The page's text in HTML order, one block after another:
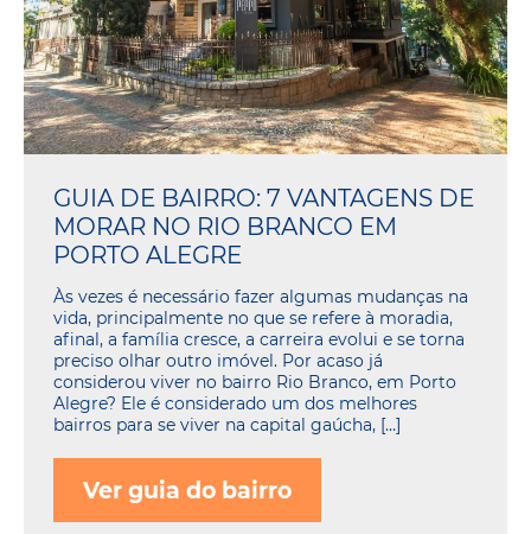
GUIA DE BAIRRO: 7 VANTAGENS DE
MORAR NO RIO BRANCO EM
PORTO ALEGRE
Às vezes é necessário fazer algumas mudanças na
vida, principalmente no que se refere à moradia,
afinal, a família cresce, a carreira evolui e se torna
preciso olhar outro imóvel. Por acaso já
considerou viver no bairro Rio Branco, em Porto
Alegre? Ele é considerado um dos melhores
bairros para se viver na capital gaúcha, […]
Ver guia do bairro